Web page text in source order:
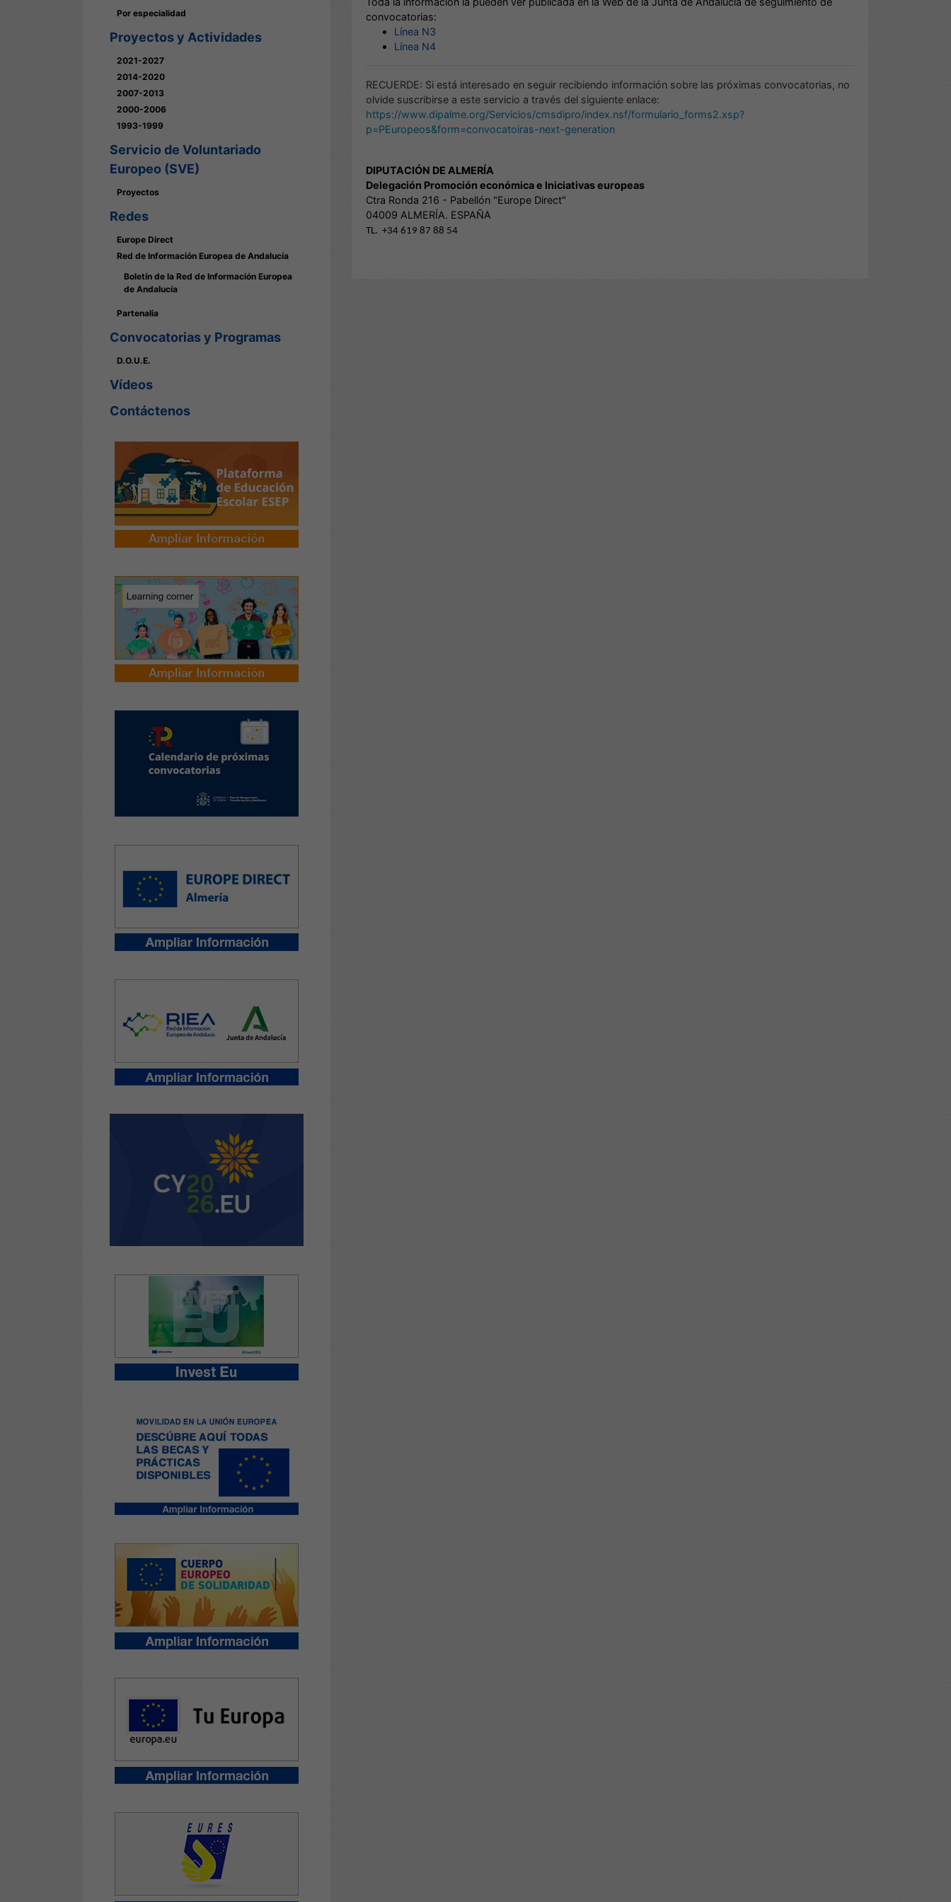
Por especialidad
Proyectos y Actividades
2021-2027
2014-2020
2007-2013
2000-2006
1993-1999
Servicio de Voluntariado
Europeo (SVE)
Proyectos
Redes
Europe Direct
Red de Información Europea de Andalucía
Boletín de la Red de Información Europea
de Andalucía
Partenalia
Convocatorias y Programas
D.O.U.E.
Vídeos
Contáctenos
convocatorias:
Línea N3
Línea N4
RECUERDE: Si está interesado en seguir recibiendo información sobre las próximas convocatorias, no
olvide suscribirse a este servicio a través del siguiente enlace:
https://www.dipalme.org/Servicios/cmsdipro/index.nsf/formulario_forms2.xsp?
p=PEuropeos&form=convocatoiras-next-generation
DIPUTACIÓN DE ALMERÍA
Delegación Promoción económica e Iniciativas europeas
Ctra Ronda 216 - Pabellón "Europe Direct"
04009 ALMERÍA. ESPAÑA
TL. +34 619 87 88 54